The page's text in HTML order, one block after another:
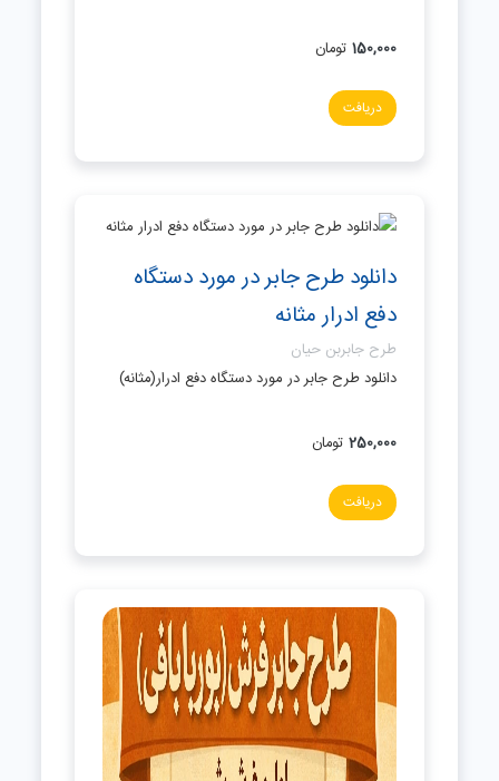
150,000 تومان
دریافت
دانلود طرح جابر در مورد دستگاه
دفع ادرار مثانه
طرح جابربن حیان
دانلود طرح جابر در مورد دستگاه دفع ادرار(مثانه)
250,000 تومان
دریافت